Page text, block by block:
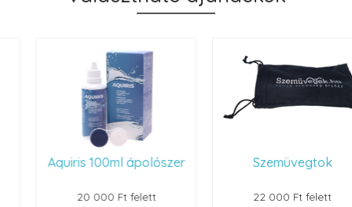
Aquiris 100ml ápolószer
20 000 Ft felett
Szemüvegtok
22 000 Ft felett